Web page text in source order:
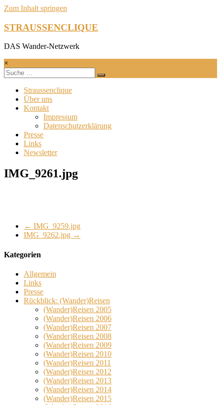
Zum Inhalt springen
STRAUSSENCLIQUE
DAS Wander-Netzwerk
×
Straussenclique
Über uns
Kontakt
Impressum
Datenschutzerklärung
Presse
Links
Newsletter
IMG_9261.jpg
← IMG_9259.jpg
IMG_9262.jpg →
Kategorien
Allgemein
Links
Presse
Rückblick: (Wander)Reisen
(Wander)Reisen 2005
(Wander)Reisen 2006
(Wander)Reisen 2007
(Wander)Reisen 2008
(Wander)Reisen 2009
(Wander)Reisen 2010
(Wander)Reisen 2011
(Wander)Reisen 2012
(Wander)Reisen 2013
(Wander)Reisen 2014
(Wander)Reisen 2015